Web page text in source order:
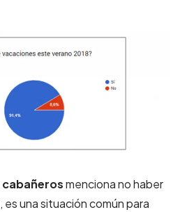
cabañerosmenciona no haber
una situación común para